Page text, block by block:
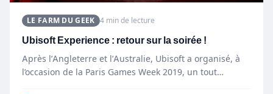
LE FARM DU GEEK 4 min de lecture
Ubisoft Experience : retour sur la soirée !
Après l’Angleterre et l’Australie, Ubisoft a organisé, à
l’occasion de la Paris Games Week 2019, un tout